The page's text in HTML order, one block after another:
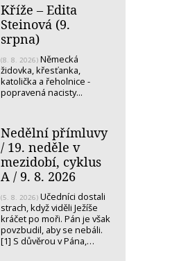
Kříže – Edita
Steinová (9.
srpna)
(8. 8. 2026) Německá
židovka, křesťanka,
katolička a řeholnice -
popravená nacisty...
Nedělní přímluvy
/ 19. neděle v
mezidobí, cyklus
A / 9. 8. 2026
(5. 8. 2026) Učedníci dostali
strach, když viděli Ježíše
kráčet po moři. Pán je však
povzbudil, aby se nebáli.
[1] S důvěrou v Pána,…